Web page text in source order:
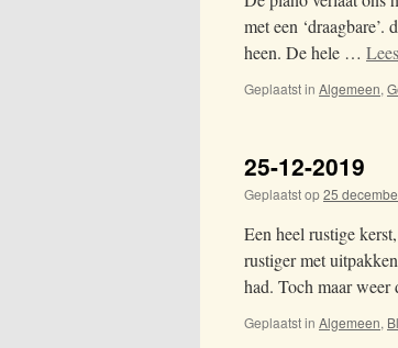
met een
heen. De hele …
Geplaatst in Algemeen,
25-12-2019
Geplaatst op25
Een heel rustige
rustiger met
had. Toch maar
Geplaatst in Algemeen,